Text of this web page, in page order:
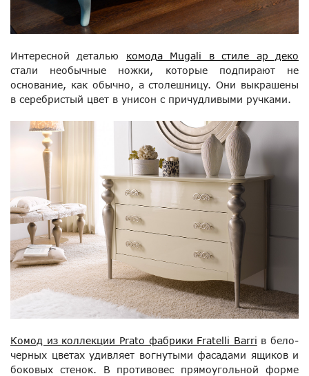
Интересной деталью комода Mugali в стиле ар деко
стали необычные ножки, которые подпирают не
основание, как обычно, а столешницу. Они выкрашены
в серебристый цвет в унисон с причудливыми ручками.
Комод из коллекции Prato фабрики Fratelli Barri в бело-
черных цветах удивляет вогнутыми фасадами ящиков и
боковых стенок. В противовес прямоугольной форме